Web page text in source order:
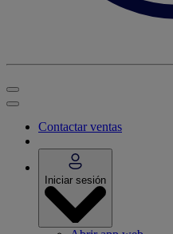
Contactar ventas
Iniciar sesión